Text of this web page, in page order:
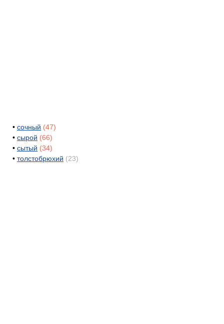
• сочный (47)
• сырой (66)
• сытый (34)
• толстобрюхий (23)